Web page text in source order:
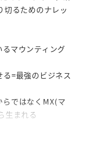
切るためのナレッ
るマウンティング
=最強のビジネス
らではなくMX(マ
生まれる
といったスキル